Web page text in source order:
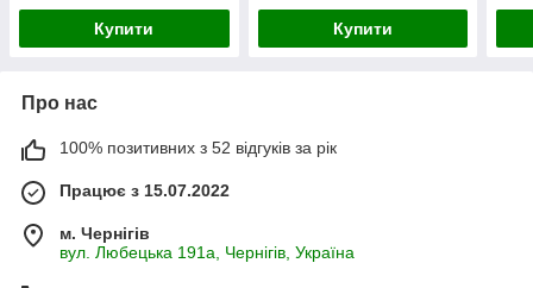
Купити Купити
Про нас
100% позитивних з 52 відгуків за рік
Працює з 15.07.2022
м. Чернігів
вул. Любецька 191а, Чернігів, Україна